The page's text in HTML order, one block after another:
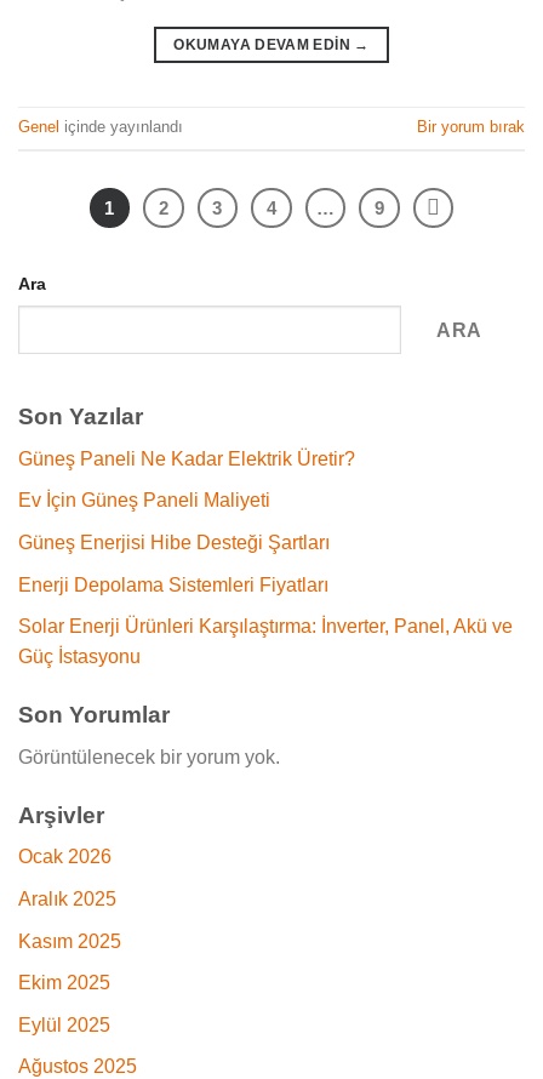
OKUMAYA DEVAM EDIN →
Genel içinde yayınlandı Bir yorum bırak
1 2 3 4 … 9
Ara
ARA
Son Yazılar
Güneş Paneli Ne Kadar Elektrik Üretir?
Ev İçin Güneş Paneli Maliyeti
Güneş Enerjisi Hibe Desteği Şartları
Enerji Depolama Sistemleri Fiyatları
Solar Enerji Ürünleri Karşılaştırma: İnverter, Panel, Akü ve
Güç İstasyonu
Son Yorumlar
Görüntülenecek bir yorum yok.
Arşivler
Ocak 2026
Aralık 2025
Kasım 2025
Ekim 2025
Eylül 2025
Ağustos 2025